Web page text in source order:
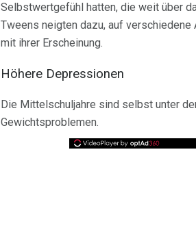
Selbstwertgefühl hatten, die weit über
Tweens neigten dazu, auf
mit ihrer Erscheinung.
Höhere Depressionen
Die Mittelschuljahre sind selbst unter
Gewichtsproblemen.